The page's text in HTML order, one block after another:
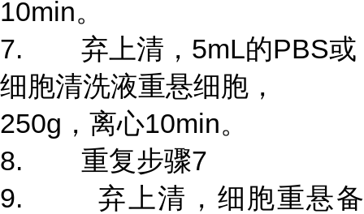
10min。
7. 弃上清，5mL的PBS或
细胞清洗液重悬细胞，
250g，离心10min。
8. 重复步骤7
9. 弃上清，细胞重悬备